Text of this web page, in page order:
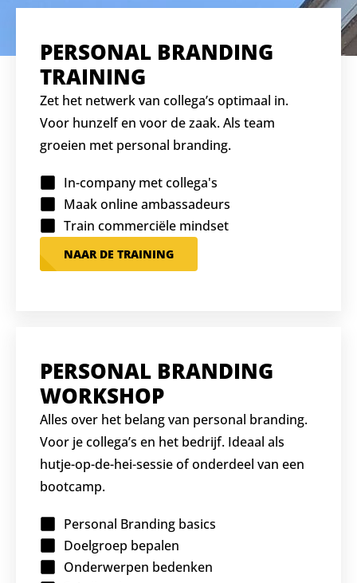
PERSONAL BRANDING
TRAINING
Zet het netwerk van collega’s optimaal in.
Voor hunzelf en voor de zaak. Als team
groeien met personal branding.
In-company met collega's
Maak online ambassadeurs
Train commerciële mindset
NAAR DE TRAINING
PERSONAL BRANDING
WORKSHOP
Alles over het belang van personal branding.
Voor je collega’s en het bedrijf. Ideaal als
hutje-op-de-hei-sessie of onderdeel van een
bootcamp.
Personal Branding basics
Doelgroep bepalen
Onderwerpen bedenken